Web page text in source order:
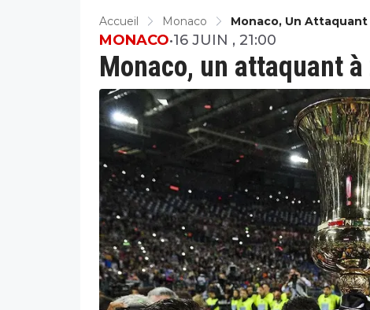
Accueil Monaco Monaco, Un Attaquant
Monaco, un attaquant
MONACO•16 JUIN , 21:00